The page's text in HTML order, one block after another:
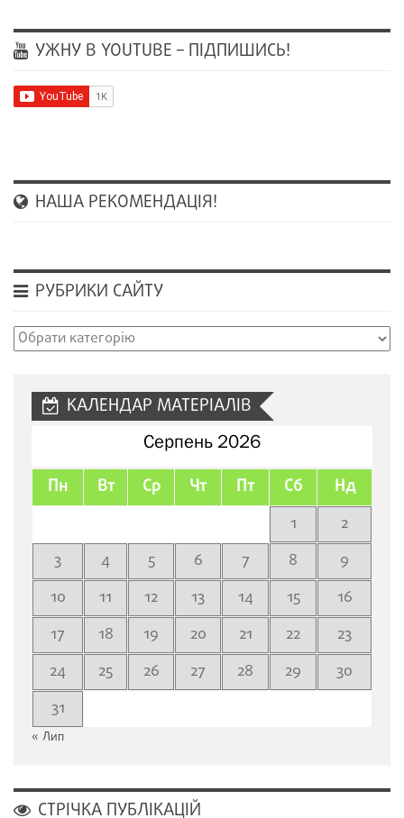
УЖНУ В YOUTUBE – ПІДПИШИСЬ!
НАША РЕКОМЕНДАЦІЯ!
РУБРИКИ САЙТУ
Рубрики
КАЛЕНДАР МАТЕРІАЛІВ
Серпень 2026
Пн Вт Ср Чт Пт Сб Нд
1
2
3
4 5 6 7 8
9
10
11 12 13 14 15
16
17
18 19 20 21 22
23
24
25 26 27 28 29
30
31
« Лип
СТРІЧКА ПУБЛІКАЦІЙ